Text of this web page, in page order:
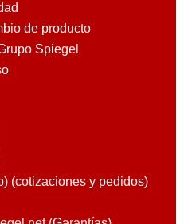
de producto
Spiegel
(cotizaciones y pedidos)